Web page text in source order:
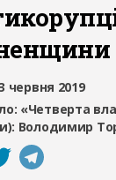
червня 2019
«Четверта
Володимир